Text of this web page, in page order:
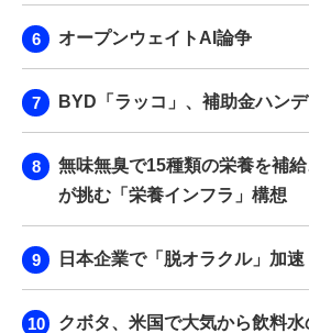
オープンウェイトAI論争
BYD「ラッコ」、補助金ハン
無味無臭で15種類の栄養を補
が挑む「栄養インフラ」構想
日本企業で「脱オラクル」加速
クボタ、米国で大気から飲料水